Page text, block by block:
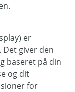
er
giver den
baseret på din
og dit
for